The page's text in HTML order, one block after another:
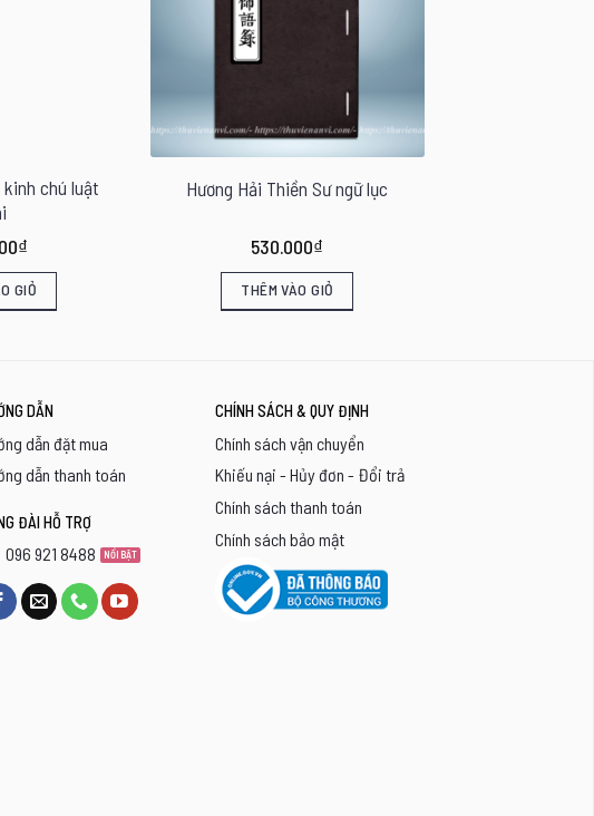
chú luật
₫
GIỎ
Hương Hải Thiền Sư ngữ lục
530.000₫
THÊM VÀO GIỎ
DẪN
dẫn đặt mua
dẫn thanh toán
ĐÀI HỖ TRỢ
096 921 8488
CHÍNH SÁCH & QUY ĐỊNH
Chính sách vận chuyển
Khiếu nại - Hủy đơn - Đổi trả
Chính sách thanh toán
Chính sách bảo mật